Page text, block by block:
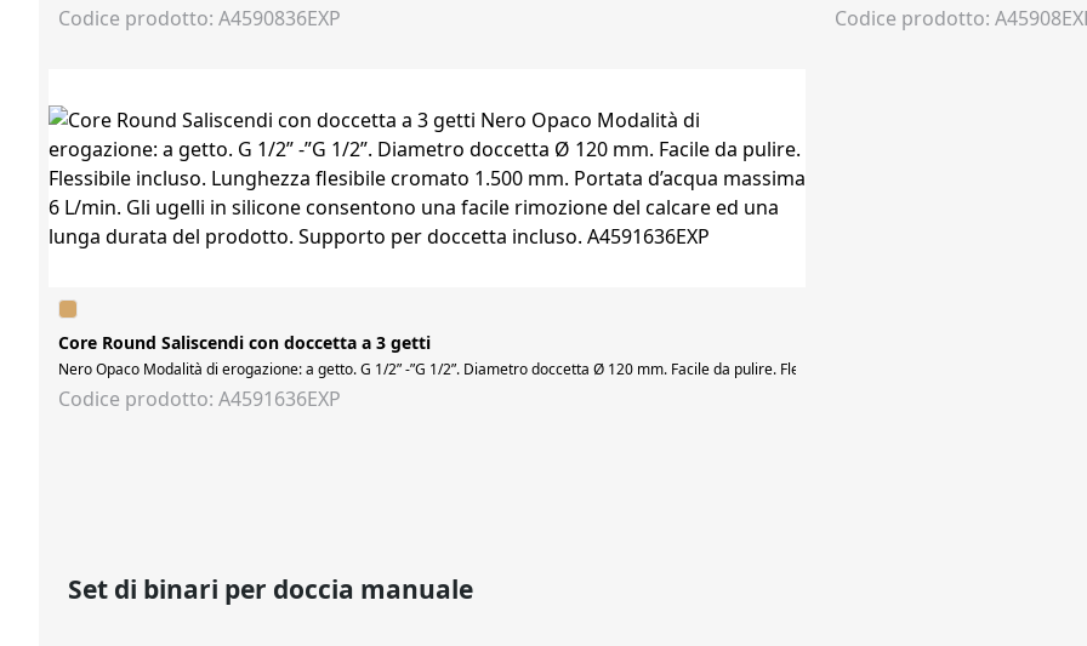
Codice prodotto: A4590836EXP Codice prodotto:
Core Round Saliscendi con doccetta a 3 getti
Nero Opaco Modalità di erogazione: a getto. G 1/2” -”G 1/2”. Diametro doccetta Ø 120 mm. Facile da pulire. Flessibile incluso. Lunghezza flesibile
Codice prodotto: A4591636EXP
Set di binari per doccia manuale